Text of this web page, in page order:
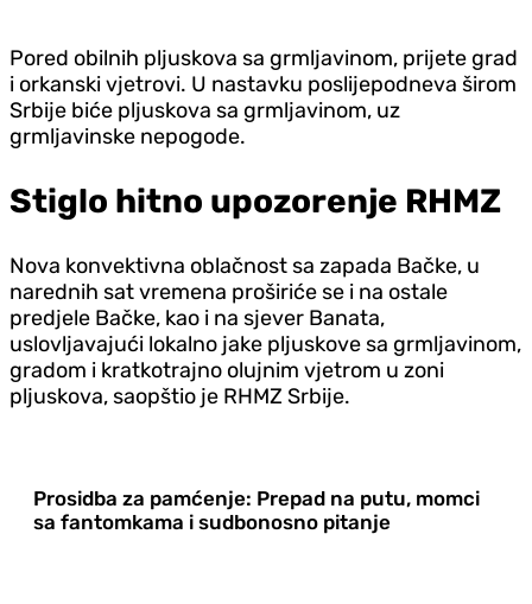
Pored obilnih pljuskova sa grmljavinom, prijete grad
i orkanski vjetrovi. U nastavku poslijepodneva širom
Srbije biće pljuskova sa grmljavinom, uz
grmljavinske nepogode.
Stiglo hitno upozorenje RHMZ
Nova konvektivna oblačnost sa zapada Bačke, u
narednih sat vremena proširiće se i na ostale
predjele Bačke, kao i na sjever Banata,
uslovljavajući lokalno jake pljuskove sa grmljavinom,
gradom i kratkotrajno olujnim vjetrom u zoni
pljuskova, saopštio je RHMZ Srbije.
Prosidba za pamćenje: Prepad na putu, momci
sa fantomkama i sudbonosno pitanje